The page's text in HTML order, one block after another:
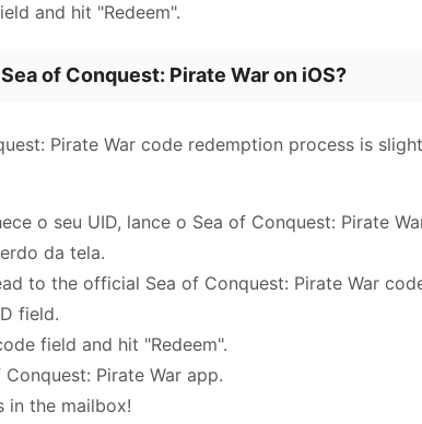
and hit "Redeem".
of Conquest: Pirate War on iOS?
Pirate War code redemption process is
o seu UID, lance o Sea of ​​Conquest: Pirate
da tela.
to the official Sea of Conquest: Pirate War
field.
field and hit "Redeem".
Pirate War app.
in the mailbox!